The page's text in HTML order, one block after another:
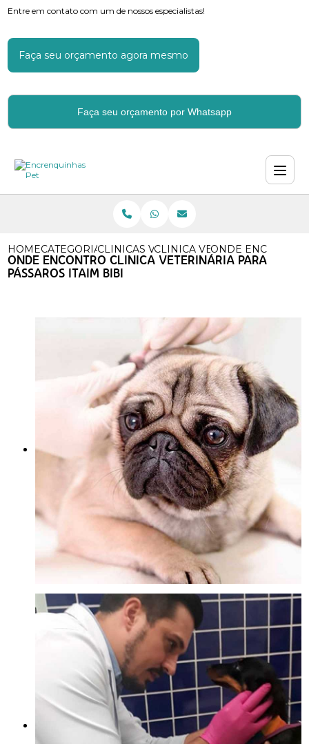
Entre em contato com um de nossos especialistas!
Faça seu orçamento agora mesmo
Faça seu orçamento por Whatsapp
HOMECATEGORIASCLINICAS VETERINARIAS
CLINICA VETERINARIA DE
ONDE ENCONTRO
ONDE ENCONTRO CLINICA VETERINÁRIA PARA
PÁSSAROS ITAIM BIBI